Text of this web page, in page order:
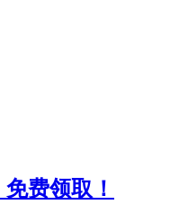
费领取！